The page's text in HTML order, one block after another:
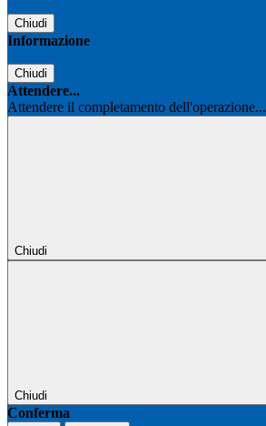
Chiudi
Informazione
Chiudi
Attendere...
Attendere il completamento dell'operazione...
Chiudi
Chiudi
Conferma